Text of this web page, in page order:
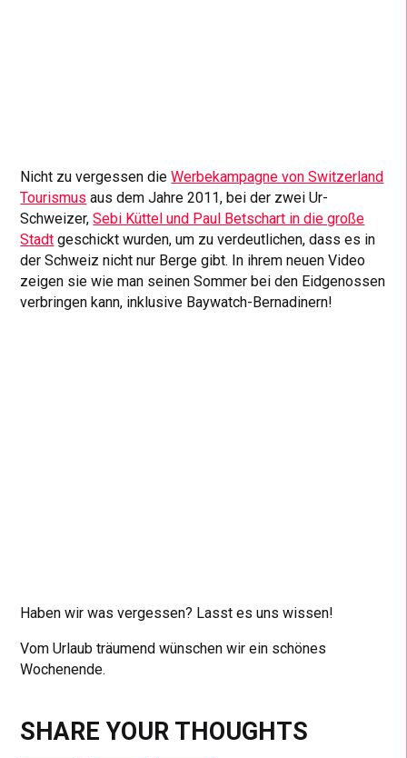
Nicht zu vergessen dieWerbekampagne von Switzerland
Tourismus aus dem Jahre 2011, bei der zwei Ur-
Schweizer,Sebi Küttel und Paul Betschart in die große
Stadt geschickt wurden, um zu verdeutlichen, dass es in
der Schweiz nicht nur Berge gibt. In ihrem neuen Video
zeigen sie wie man seinen Sommer bei den Eidgenossen
verbringen kann, inklusive Baywatch-Bernadinern!
Haben wir was vergessen? Lasst es uns wissen!
Vom Urlaub träumend wünschen wir ein schönes
Wochenende.
SHARE YOUR THOUGHTS